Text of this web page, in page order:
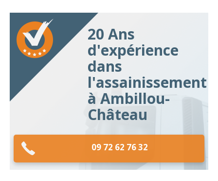
20 Ans
d'expérience
dans
l'assainissement
à Ambillou-
Château
09 72 62 76 32